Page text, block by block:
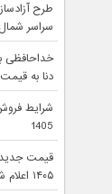
طرح
سراسر
خداحافظی
دنا به
1405
۱۴۰۵ اعلام شد